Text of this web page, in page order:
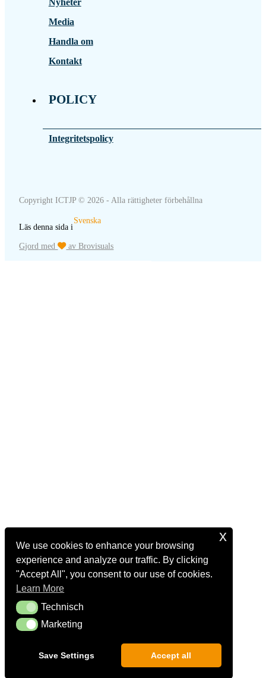
We use cookies to enhance your browsing
experience and analyze our traffic. By clicking
"Accept All", you consent to our use of cookies.
Learn More
TechnischTechnisch
MarketingMarketing
Save Settings Accept all
x
Nyheter
Media
Handla om
Kontakt
POLICY
Integritetspolicy
Copyright ICTJP © 2026 - Alla rättigheter förbehållna
Läs denna sida i
Svenska
Gjord med av Brovisuals